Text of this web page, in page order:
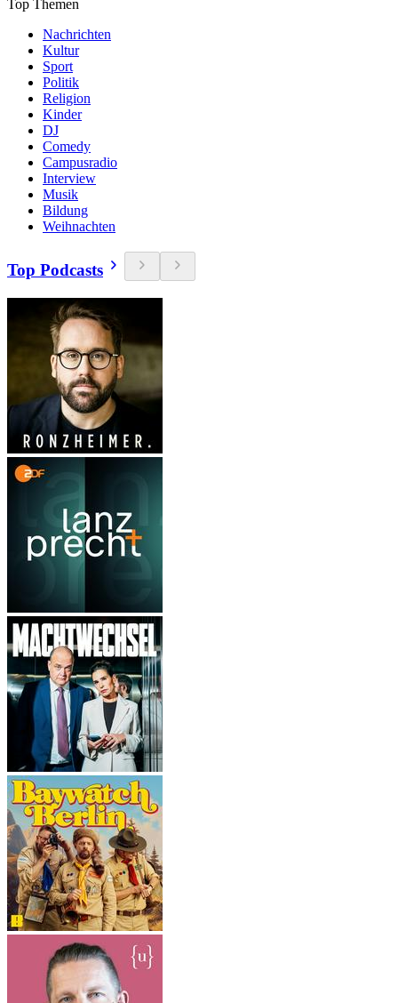
Top Themen
Nachrichten
Kultur
Sport
Politik
Religion
Kinder
DJ
Comedy
Campusradio
Interview
Musik
Bildung
Weihnachten
Top Podcasts